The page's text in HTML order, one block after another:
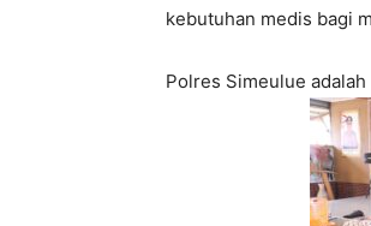
kebutuhan medis bagi
Polres Simeulue